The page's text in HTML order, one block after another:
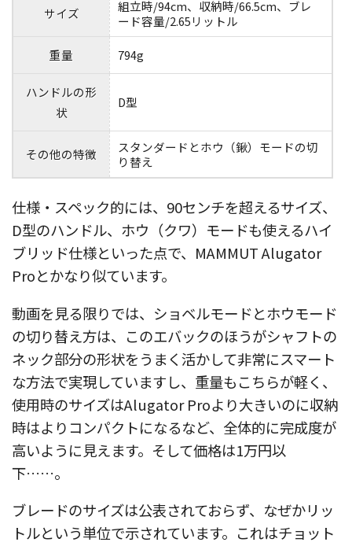
サイズ
組立時/94cm、収納時/66.5cm、ブレ
ード容量/2.65リットル
重量 794g
ハンドルの形
状
D型
その他の特徴
スタンダードとホウ（鍬）モードの切
り替え
仕様・スペック的には、90センチを超えるサイズ、
D型のハンドル、ホウ（クワ）モードも使えるハイ
ブリッド仕様といった点で、MAMMUT Alugator
Proとかなり似ています。
動画を見る限りでは、ショベルモードとホウモード
の切り替え方は、このエバックのほうがシャフトの
ネック部分の形状をうまく活かして非常にスマート
な方法で実現していますし、重量もこちらが軽く、
使用時のサイズはAlugator Proより大きいのに収納
時はよりコンパクトになるなど、全体的に完成度が
高いように見えます。そして価格は1万円以
下……。
ブレードのサイズは公表されておらず、なぜかリッ
トルという単位で示されています。これはチョット